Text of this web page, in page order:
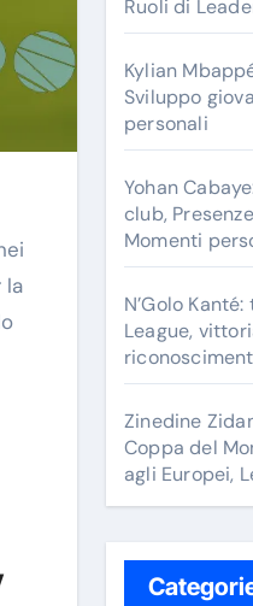
la
rRuoli di
Kylian
Sviluppo
personali
Yohan
club,
Momenti
N’Golo
League,
Zinedine
Coppa del
agli Europei,